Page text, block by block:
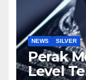
NEWS SILVER
Perak
Level